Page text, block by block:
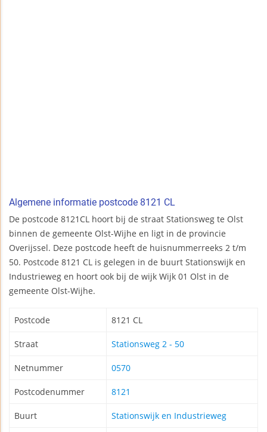
Algemene informatie postcode 8121 CL
De postcode 8121CL hoort bij de straat Stationsweg te Olst
binnen de gemeente Olst-Wijhe en ligt in de provincie
Overijssel. Deze postcode heeft de huisnummerreeks 2 t/m
50. Postcode 8121 CL is gelegen in de buurt Stationswijk en
Industrieweg en hoort ook bij de wijk Wijk 01 Olst in de
gemeente Olst-Wijhe.
Postcode 8121 CL
Straat Stationsweg 2 - 50
Netnummer 0570
Postcodenummer 8121
Buurt Stationswijk en Industrieweg